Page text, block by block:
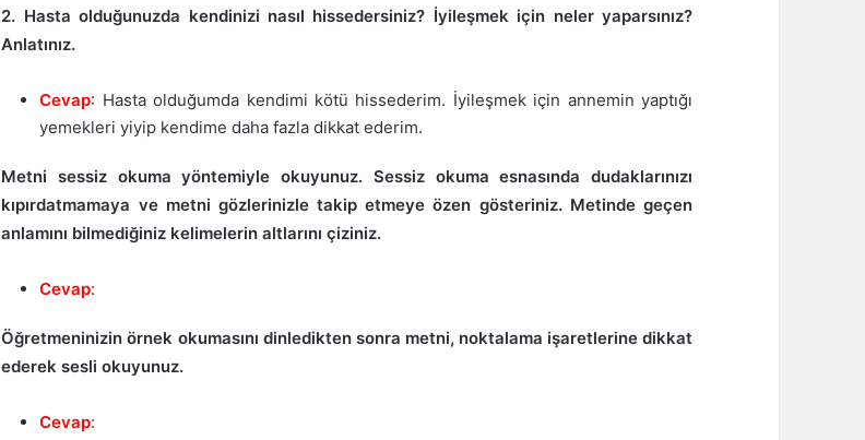
2. Hasta olduğunuzda kendinizi nasıl hissedersiniz? İyileşmek için neler yaparsınız?
Anlatınız.
Cevap: Hasta olduğumda kendimi kötü hissederim. İyileşmek için annemin yaptığı
yemekleri yiyip kendime daha fazla dikkat ederim.
Metni sessiz okuma yöntemiyle okuyunuz. Sessiz okuma esnasında dudaklarınızı
kıpırdatmamaya ve metni gözlerinizle takip etmeye özen gösteriniz. Metinde geçen
anlamını bilmediğiniz kelimelerin altlarını çiziniz.
Cevap:
Öğretmeninizin örnek okumasını dinledikten sonra metni, noktalama işaretlerine dikkat
ederek sesli okuyunuz.
Cevap: